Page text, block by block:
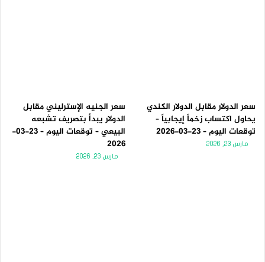
سعر الدولار مقابل الدولار الكندي
يحاول اكتساب زخماً إيجابياً –
توقعات اليوم – 23-03-2026
مارس 23, 2026
سعر الجنيه الإسترليني مقابل
الدولار يبدأ بتصريف تشبعه
البيعي – توقعات اليوم – 23-03-
2026
مارس 23, 2026